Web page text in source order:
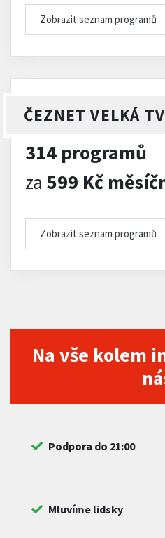
Zobrazit seznam programů
ČEZNET VELKÁ TV
314 programů
za 599 Kč
Zobrazit seznam programů
Na vše kolem
Podpora do 21:00
Mluvíme lidsky